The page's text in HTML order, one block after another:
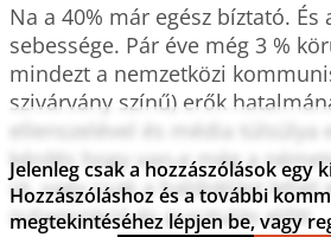
Na a 40% már egész bíztató. És
sebessége. Pár éve még 3 %
mindezt a nemzetközi
szivárvány színű) erők
ellenszelével és média túlsúlya
kérdés hogy van-e még a
út, vagy csak a haldoklást lehet
iszlamizáció és pusztulás előtt.
Jelenleg csak a hozzászólások egy
Hozzászóláshoz és a további
megtekintéséhez lépjen be, vagy